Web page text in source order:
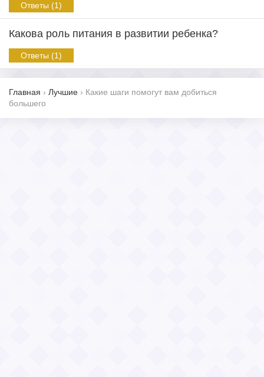
Ответы (1)
Какова роль питания в развитии ребенка?
Ответы (1)
Главная › Лучшие › Какие шаги помогут вам добиться
большего